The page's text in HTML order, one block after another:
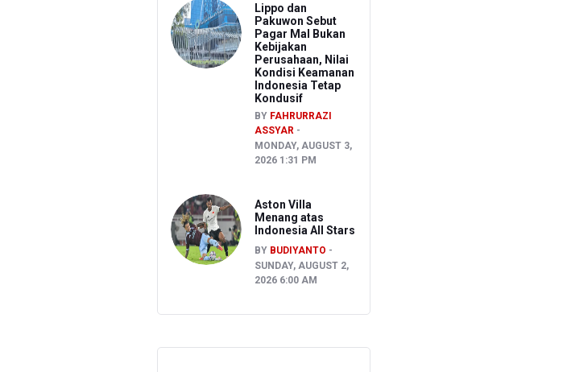
Lippo dan
Pakuwon Sebut
Pagar Mal Bukan
Kebijakan
Perusahaan, Nilai
Kondisi Keamanan
Indonesia Tetap
Kondusif
BY FAHRURRAZI
ASSYAR
MONDAY, AUGUST 3,
2026 1:31 PM
Aston Villa
Menang atas
Indonesia All Stars
BY BUDIYANTO
SUNDAY, AUGUST 2,
2026 6:00 AM